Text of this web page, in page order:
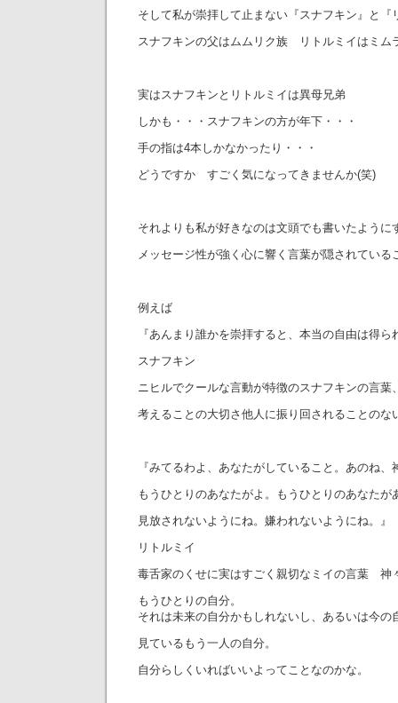
そして私が崇拝して止まない『スナフキン』と『
スナフキンの父はムムリク族 リトルミイはミム
実はスナフキンとリトルミイは異母兄弟
しかも・・・スナフキンの方が年下・・・
手の指は4本しかなかったり・・・
どうですか すごく気になってきませんか(笑)
それよりも私が好きなのは文頭でも書いたように
メッセージ性が強く心に響く言葉が隠されている
例えば
『あんまり誰かを崇拝すると、本当の自由は得ら
スナフキン
ニヒルでクールな言動が特徴のスナフキンの言葉
考えることの大切さ他人に振り回されることのな
『みてるわよ、あなたがしていること。あのね
もうひとりのあなたがよ。もうひとりのあなたが
見放されないようにね。嫌われないようにね。』
リトルミイ
毒舌家のくせに実はすごく親切なミイの言葉 神
もうひとりの自分。
それは未来の自分かもしれないし、あるいは今の
見ているもう一人の自分。
自分らしくいればいいよってことなのかな。